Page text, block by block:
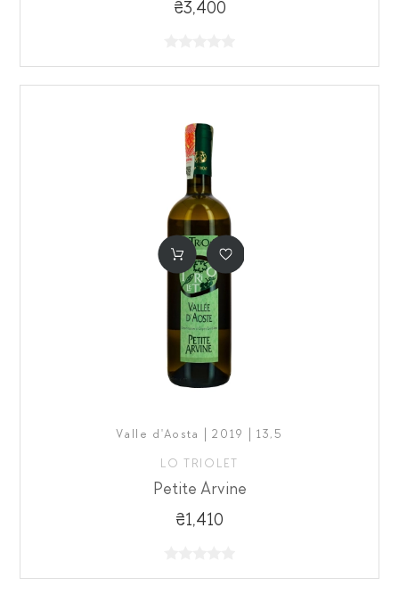
₴3,400
Valle d'Aosta | 2019 | 13,5
LO TRIOLET
Petite Arvine
₴1,410